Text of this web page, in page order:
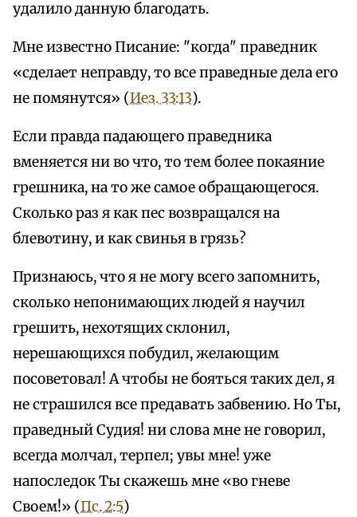
удалило данную благодать.
Мне известно Писание: "когда" праведник
«сделает неправду, то все праведные дела его
не помянутся» (Иез. 33:13).
Если правда падающего праведника
вменяется ни во что, то тем более покаяние
грешника, на то же самое обращающегося.
Сколько раз я как пес возвращался на
блевотину, и как свинья в грязь?
Признаюсь, что я не могу всего запомнить,
сколько непонимающих людей я научил
грешить, нехотящих склонил,
нерешающихся побудил, желающим
посоветовал! А чтобы не бояться таких дел, я
не страшился все предавать забвению. Но Ты,
праведный Судия! ни слова мне не говорил,
всегда молчал, терпел; увы мне! уже
напоследок Ты скажешь мне «во гневе
Своем!» (Пс. 2:5)